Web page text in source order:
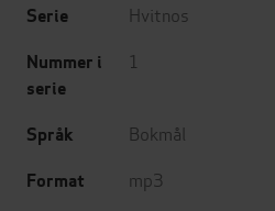
Serie Hvitnos
Nummer i
serie
1
Språk Bokmål
Format mp3